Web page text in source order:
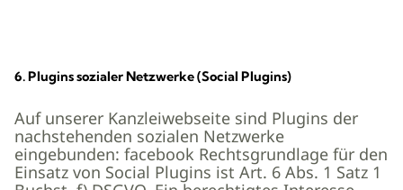
6. Plugins sozialer Netzwerke (Social Plugins)
Auf unserer Kanzleiwebseite sind Plugins der
nachstehenden sozialen Netzwerke
eingebunden: facebook Rechtsgrundlage für den
Einsatz von Social Plugins ist Art. 6 Abs. 1 Satz 1